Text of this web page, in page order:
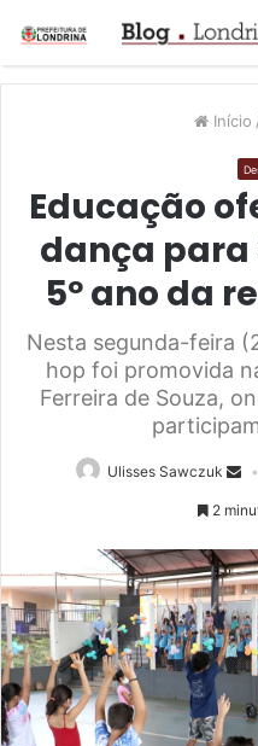
Início
Educação
dança para
5º ano da
Nesta segunda-feira
hop foi promovida
Ferreira de Souza,
Ulisses Sawczuk
2